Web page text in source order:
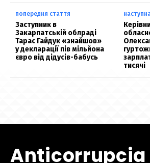
попередня стаття
Заступник в
Закарпатській облраді
Тарас Гайдук «знайшов»
у декларації пів мільйона
євро від дідусів-бабусь
тисячі
Anticorrupcia